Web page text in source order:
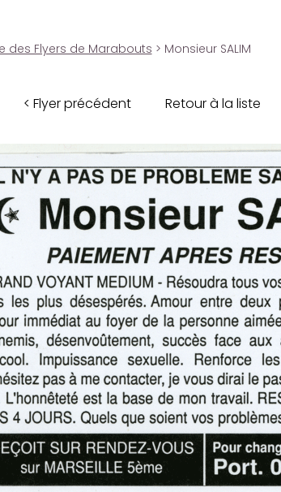
des Flyers de Marabouts > Monsieur SALIM
< Flyer précédent Retour à la liste